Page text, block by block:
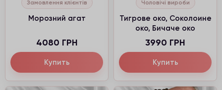
Замовлення клієнтів
Морозний агат
4080 ГРН
Купить
Чоловічі вироби
Тигрове око, Соколоине
око, Бичаче око
3990 ГРН
Купить